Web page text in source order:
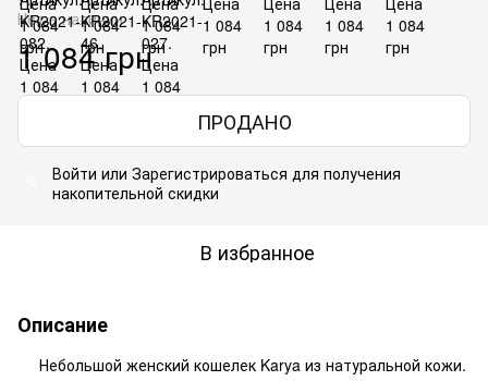
Нет в наличии
1 084 грн
ПРОДАНО
Войти или Зарегистрироваться для получения
накопительной скидки
В избранное
Описание
Небольшой женский кошелек Karya из натуральной кожи.